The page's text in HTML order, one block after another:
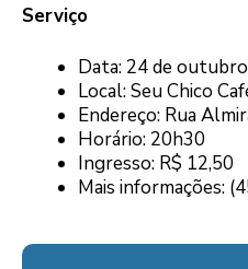
Serviço
Data: 24 de
Local: Seu Chico
Endereço: Rua
Horário: 20h30
Ingresso: R$ 12,50
Mais informações: